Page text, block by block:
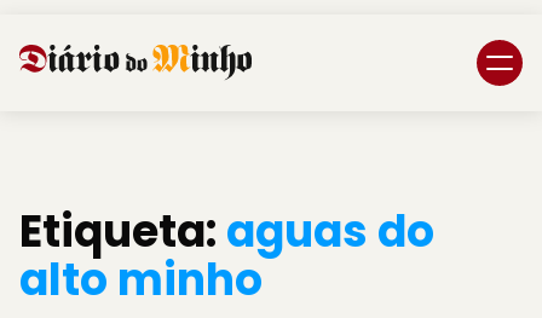
Etiqueta:aguas do
alto minho